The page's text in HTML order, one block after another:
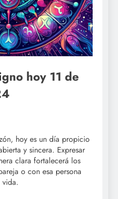
hoy 11 de
hoy es un día propicio
y sincera. Expresar
clara fortalecerá los
o con esa persona
vida.